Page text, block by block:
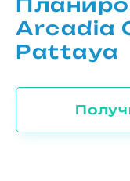
Arcadia
Pattaya